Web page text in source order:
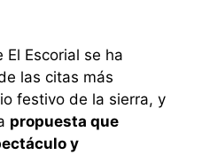
Escorial se ha
las citas más
festivo de la sierra, y
propuesta que
y